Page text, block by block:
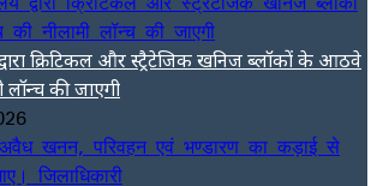
क्रिटिकल और स्ट्रैटेजिक खनिज ब्लॉकों के आठवे
लॉन्च की जाएगी